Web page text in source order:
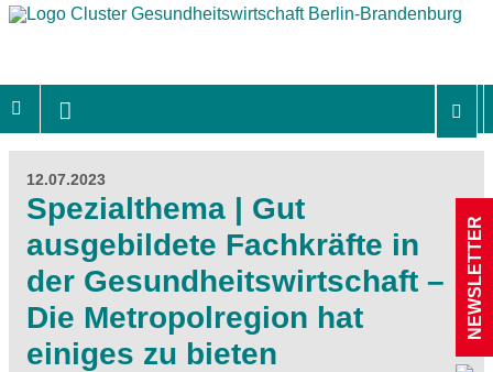
12.07.2023
Spezialthema | Gut
ausgebildete Fachkräfte in
der Gesundheitswirtschaft –
Die Metropolregion hat
einiges zu bieten
NEWSLETTER